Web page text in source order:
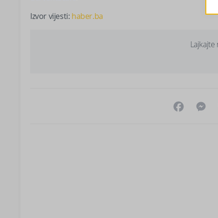
Izvor vijesti: haber.ba
Lajkajte